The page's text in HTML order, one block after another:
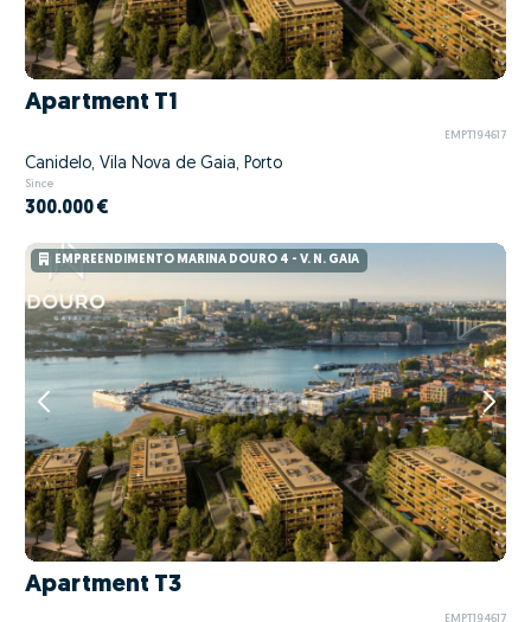
Apartment T1
EMPT194617
Canidelo, Vila Nova de Gaia, Porto
Since
300.000 €
EMPREENDIMENTO MARINA DOURO 4 - V. N. GAIA
Apartment T3
EMPT194617